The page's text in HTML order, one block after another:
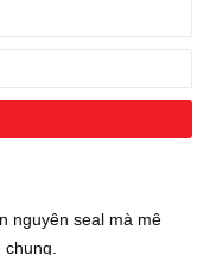
nguyên seal mà mê